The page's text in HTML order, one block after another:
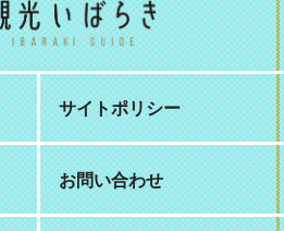
サイトポリシー
お問い合わせ